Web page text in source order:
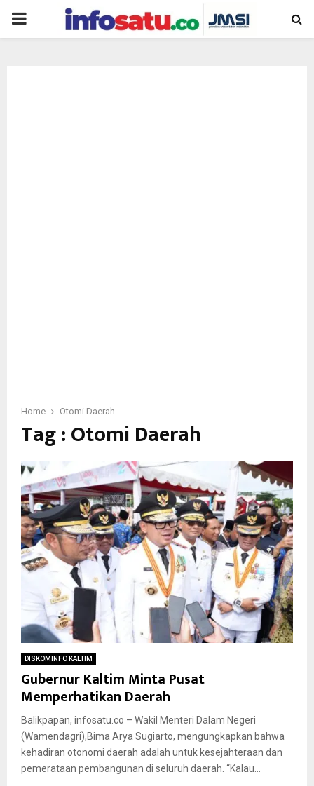
PRIMARY
Home Otomi Daerah
Tag : Otomi Daerah
DISKOMINFO KALTIM
Gubernur Kaltim Minta Pusat
Memperhatikan Daerah
Balikpapan, infosatu.co – Wakil Menteri Dalam Negeri
(Wamendagri),Bima Arya Sugiarto, mengungkapkan bahwa
kehadiran otonomi daerah adalah untuk kesejahteraan dan
pemerataan pembangunan di seluruh daerah. “Kalau...